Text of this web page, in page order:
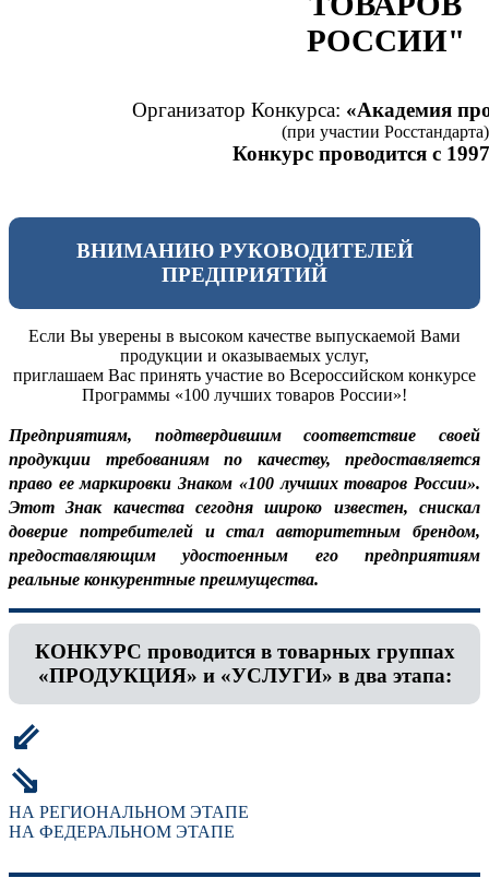
РОССИИ"
Организатор Конкурса: «Академия
(при участии Росстандарта)
Конкурс проводится с
ВНИМАНИЮ РУКОВОДИТЕЛЕЙ
ПРЕДПРИЯТИЙ
Если Вы уверены в высоком качестве выпускаемой Вами
продукции и оказываемых услуг,
приглашаем Вас принять участие во Всероссийском конкурсе
Программы «100 лучших товаров России»!
Предприятиям, подтвердившим соответствие своей
продукции требованиям по качеству, предоставляется
право ее маркировки Знаком «100 лучших товаров России».
Этот Знак качества сегодня широко известен, снискал
доверие потребителей и стал авторитетным брендом,
предоставляющим удостоенным его предприятиям
реальные конкурентные преимущества.
КОНКУРС проводится в товарных группах
«ПРОДУКЦИЯ» и «УСЛУГИ» в два этапа:
⇙
⇘
НА РЕГИОНАЛЬНОМ ЭТАПЕ
НА ФЕДЕРАЛЬНОМ ЭТАПЕ